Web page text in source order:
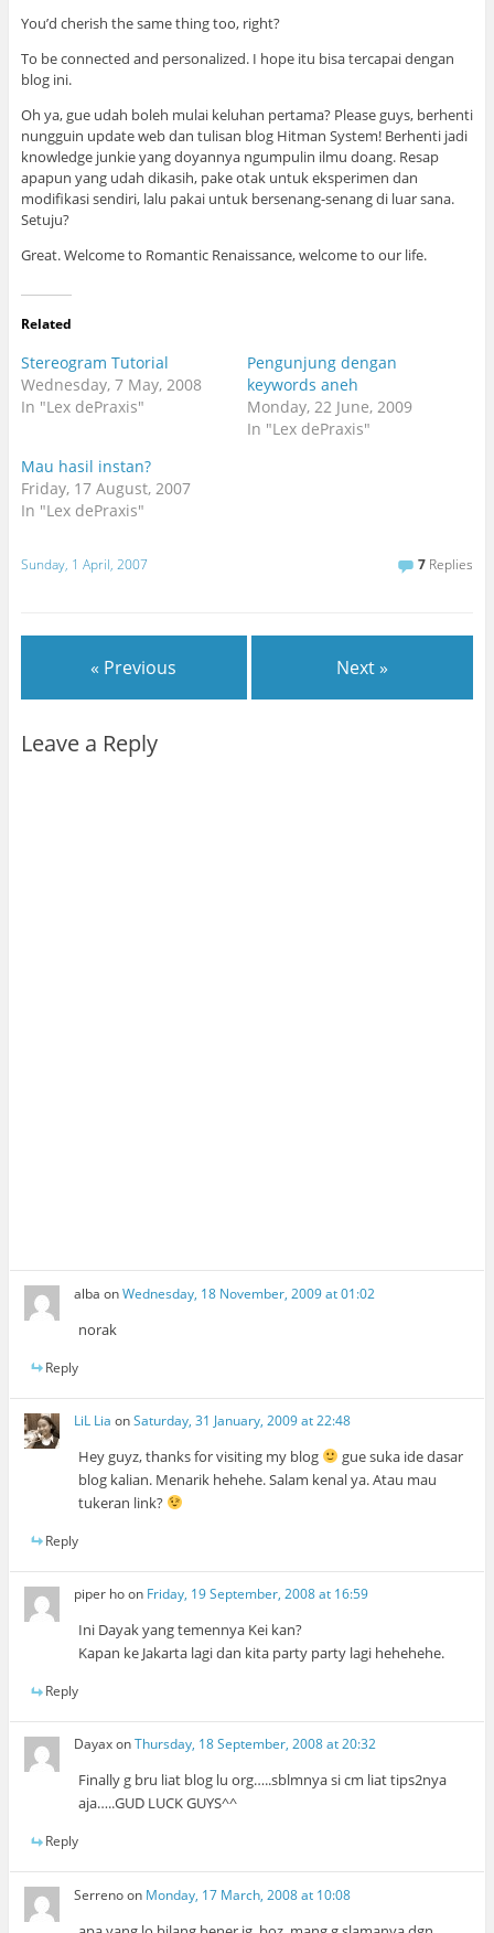
You’d cherish the same thing too, right?
To be connected and personalized. I hope itu bisa tercapai dengan
blog ini.
Oh ya, gue udah boleh mulai keluhan pertama? Please guys, berhenti
nungguin update web dan tulisan blog Hitman System! Berhenti jadi
knowledge junkie yang doyannya ngumpulin ilmu doang. Resap
apapun yang udah dikasih, pake otak untuk eksperimen dan
modifikasi sendiri, lalu pakai untuk bersenang-senang di luar sana.
Setuju?
Great. Welcome to Romantic Renaissance, welcome to our life.
Related
Stereogram Tutorial
Wednesday, 7 May, 2008
In "Lex dePraxis"
Pengunjung dengan
keywords aneh
Monday, 22 June, 2009
In "Lex dePraxis"
Mau hasil instan?
Friday, 17 August, 2007
In "Lex dePraxis"
Sunday, 1 April, 2007 7 Replies
« Previous Next »
Leave a Reply
alba onWednesday, 18 November, 2009 at 01:02
norak
Reply
LiL Lia onSaturday, 31 January, 2009 at 22:48
Hey guyz, thanks for visiting my blog
gue suka ide dasar
blog kalian. Menarik hehehe. Salam kenal ya. Atau mau
tukeran link?
Reply
piper hoon Friday, 19 September, 2008 at 16:59
Ini Dayak yang temennya Kei kan?
Kapan ke Jakarta lagi dan kita party party lagi hehehehe.
Reply
DayaxonThursday, 18 September, 2008 at 20:32
Finally g bru liat blog lu org…..sblmnya si cm liat tips2nya
aja…..GUD LUCK GUYS^^
Reply
Serrenoon Monday, 17 March, 2008 at 10:08